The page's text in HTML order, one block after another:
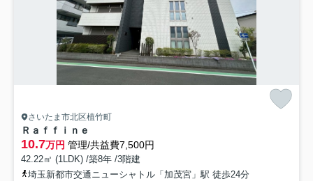
さいたま市北区植竹町
Ｒａｆｆｉｎｅ
10.7万円 管理/共益費7,500円
42.22㎡ (1LDK) /築8年 /3階建
埼玉新都市交通ニューシャトル「加茂宮」駅 徒歩24分